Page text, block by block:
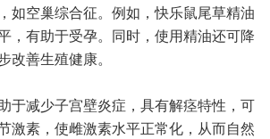
如空巢综合征。例如，快乐鼠尾草精油
，有助于受孕。同时，使用精油还可降
改善生殖健康。
于减少子宫壁炎症，具有解痉特性，可
激素，使雌激素水平正常化，从而自然